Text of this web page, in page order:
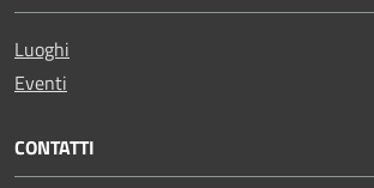
Luoghi
Eventi
CONTATTI